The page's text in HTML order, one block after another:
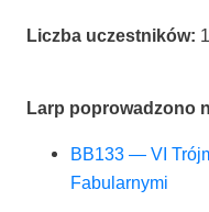
Licz­ba uczest­ni­ków:
Larp popro­wa­dzo­no
BB133 — VI
Fabularnymi